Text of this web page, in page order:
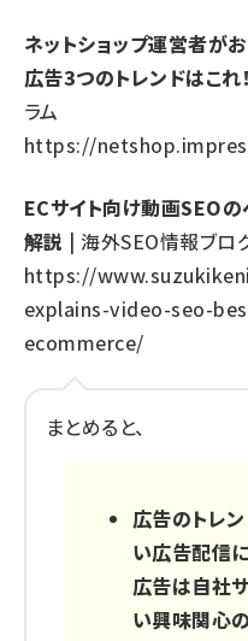
ネットショップ運営者が
広告3つのトレンドはこれ！
ラム
https://
ECサイト向け動画SEO
解説 | 海外SEO情報ブロ
https://
explains-video-seo-
ecommerce/
まとめると、
広告のトレ
い広告配信
広告は自社
い興味関心